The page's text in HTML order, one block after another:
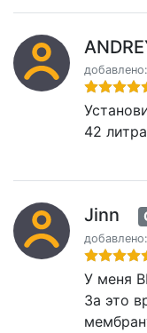
42
Jinn
У меня
За это